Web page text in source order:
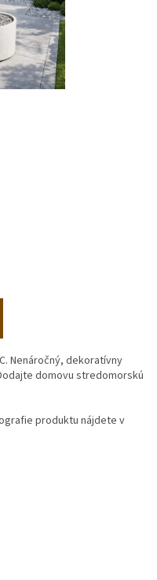
Nenáročný, dekoratívny
domovu stredomorskú
produktu nájdete v